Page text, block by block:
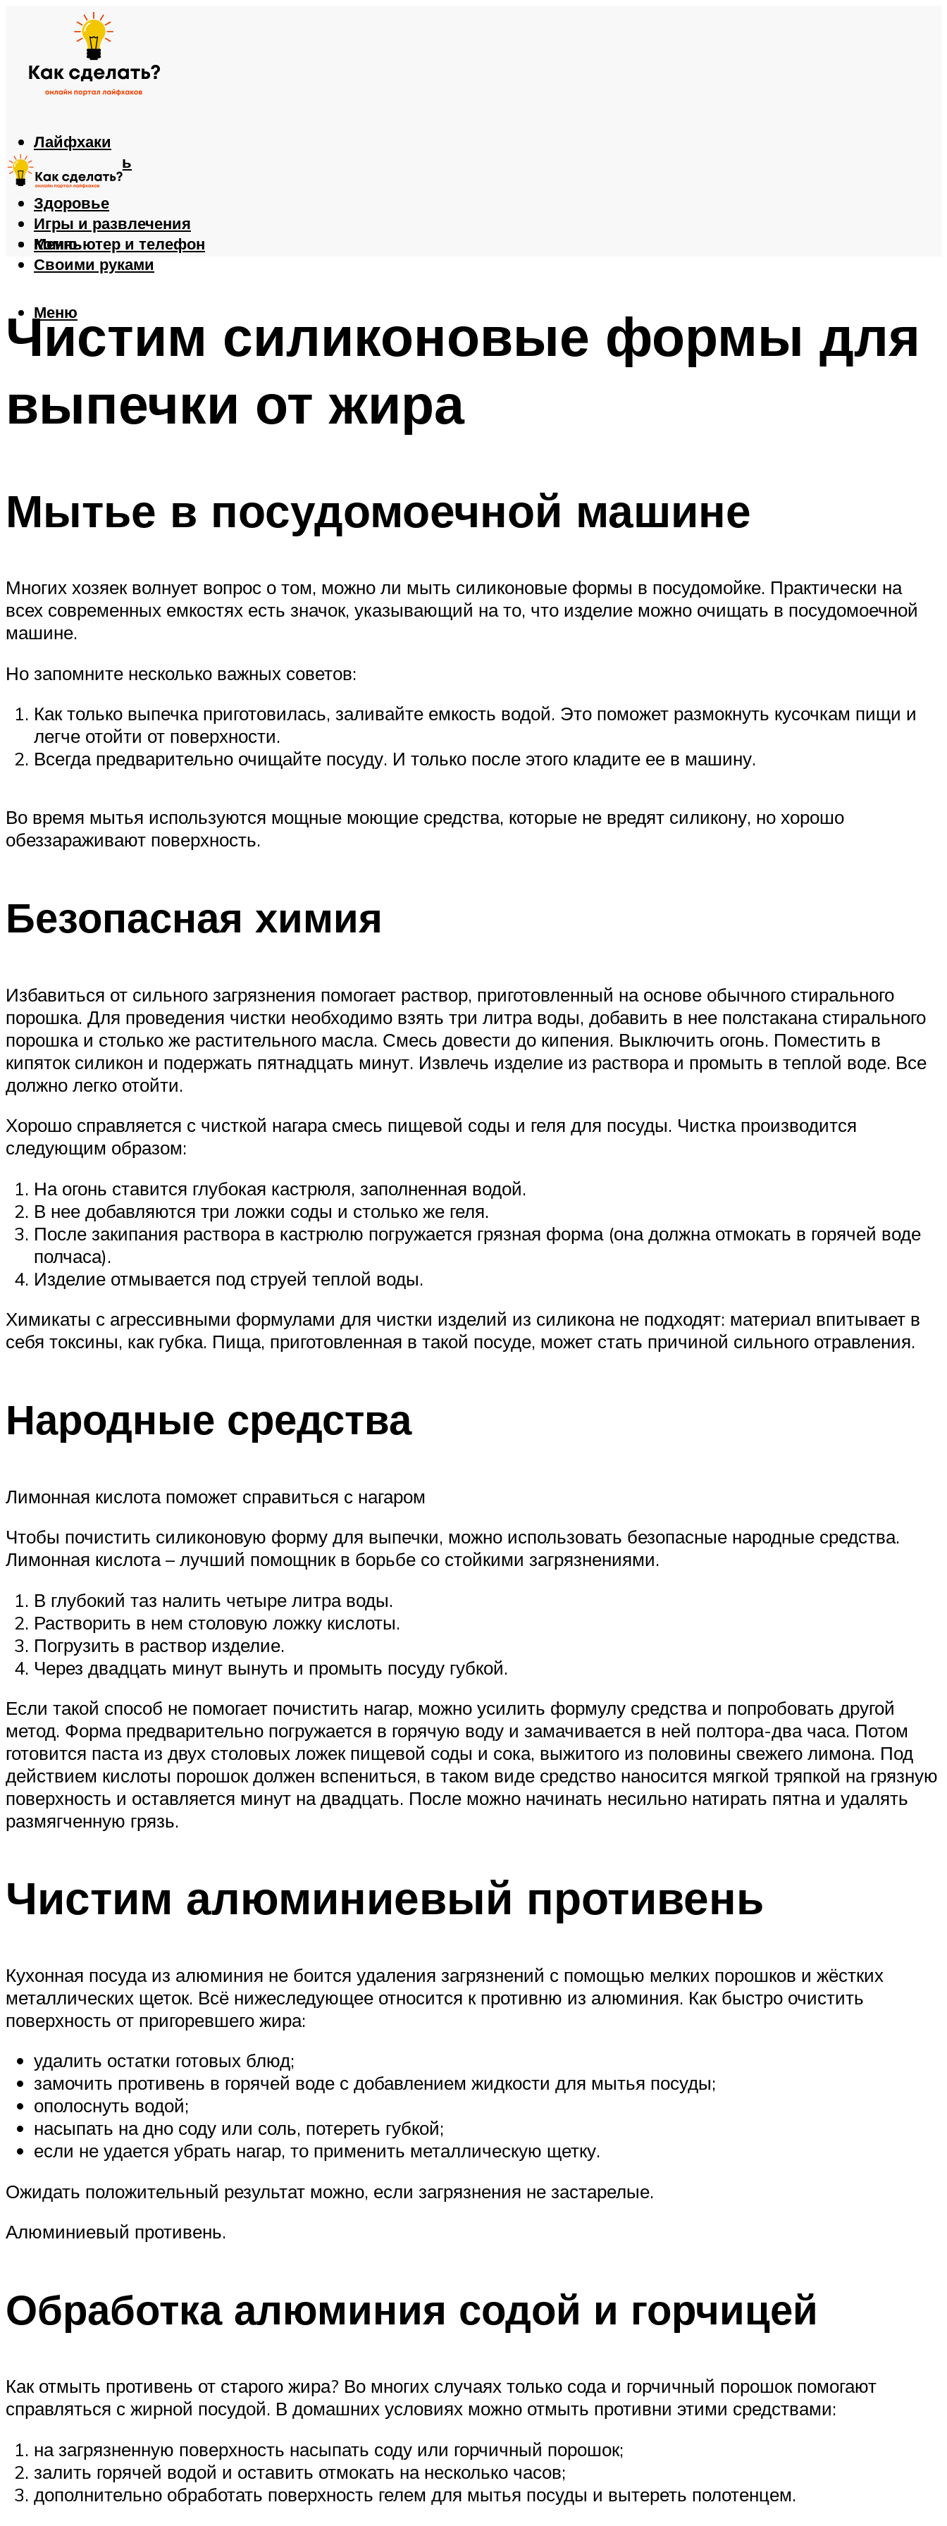
Лайфхаки
Автомобиль
Еда
Здоровье
Игры и развлечения
Компьютер и телефон
Своими руками
Меню
Меню
Чистим силиконовые формы для
выпечки от жира
Мытье в посудомоечной машине
Многих хозяек волнует вопрос о том, можно ли мыть силиконовые формы в посудомойке. Практически на
всех современных емкостях есть значок, указывающий на то, что изделие можно очищать в посудомоечной
машине.
Но запомните несколько важных советов:
Как только выпечка приготовилась, заливайте емкость водой. Это поможет размокнуть кусочкам пищи и
легче отойти от поверхности.
Всегда предварительно очищайте посуду. И только после этого кладите ее в машину.
Во время мытья используются мощные моющие средства, которые не вредят силикону, но хорошо
обеззараживают поверхность.
Безопасная химия
Избавиться от сильного загрязнения помогает раствор, приготовленный на основе обычного стирального
порошка. Для проведения чистки необходимо взять три литра воды, добавить в нее полстакана стирального
порошка и столько же растительного масла. Смесь довести до кипения. Выключить огонь. Поместить в
кипяток силикон и подержать пятнадцать минут. Извлечь изделие из раствора и промыть в теплой воде. Все
должно легко отойти.
Хорошо справляется с чисткой нагара смесь пищевой соды и геля для посуды. Чистка производится
следующим образом:
На огонь ставится глубокая кастрюля, заполненная водой.
В нее добавляются три ложки соды и столько же геля.
После закипания раствора в кастрюлю погружается грязная форма (она должна отмокать в горячей воде
полчаса).
Изделие отмывается под струей теплой воды.
Химикаты с агрессивными формулами для чистки изделий из силикона не подходят: материал впитывает в
себя токсины, как губка. Пища, приготовленная в такой посуде, может стать причиной сильного отравления.
Народные средства
Лимонная кислота поможет справиться с нагаром
Чтобы почистить силиконовую форму для выпечки, можно использовать безопасные народные средства.
Лимонная кислота – лучший помощник в борьбе со стойкими загрязнениями.
В глубокий таз налить четыре литра воды.
Растворить в нем столовую ложку кислоты.
Погрузить в раствор изделие.
Через двадцать минут вынуть и промыть посуду губкой.
Если такой способ не помогает почистить нагар, можно усилить формулу средства и попробовать другой
метод. Форма предварительно погружается в горячую воду и замачивается в ней полтора-два часа. Потом
готовится паста из двух столовых ложек пищевой соды и сока, выжитого из половины свежего лимона. Под
действием кислоты порошок должен вспениться, в таком виде средство наносится мягкой тряпкой на грязную
поверхность и оставляется минут на двадцать. После можно начинать несильно натирать пятна и удалять
размягченную грязь.
Чистим алюминиевый противень
Кухонная посуда из алюминия не боится удаления загрязнений с помощью мелких порошков и жёстких
металлических щеток. Всё нижеследующее относится к противню из алюминия. Как быстро очистить
поверхность от пригоревшего жира:
удалить остатки готовых блюд;
замочить противень в горячей воде с добавлением жидкости для мытья посуды;
ополоснуть водой;
насыпать на дно соду или соль, потереть губкой;
если не удается убрать нагар, то применить металлическую щетку.
Ожидать положительный результат можно, если загрязнения не застарелые.
Алюминиевый противень.
Обработка алюминия содой и горчицей
Как отмыть противень от старого жира? Во многих случаях только сода и горчичный порошок помогают
справляться с жирной посудой. В домашних условиях можно отмыть противни этими средствами:
на загрязненную поверхность насыпать соду или горчичный порошок;
залить горячей водой и оставить отмокать на несколько часов;
дополнительно обработать поверхность гелем для мытья посуды и вытереть полотенцем.